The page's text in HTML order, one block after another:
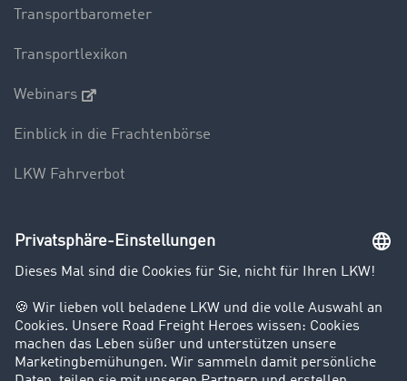
Transportbarometer
Transportlexikon
Webinars
Einblick in die Frachtenbörse
LKW Fahrverbot
Unternehmen
Kunden werben Kunden
Success Stories
Karriere